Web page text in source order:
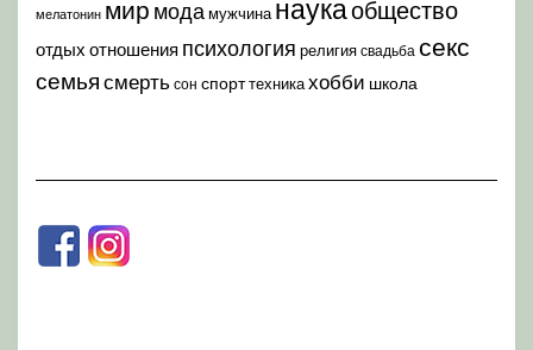
мелатонин мир модамужчина наукаобщество
отдых отношения психология религия свадьба секс
семья смерть сон спорттехникахобби школа